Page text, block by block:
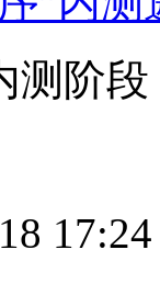
测阶段
17:24